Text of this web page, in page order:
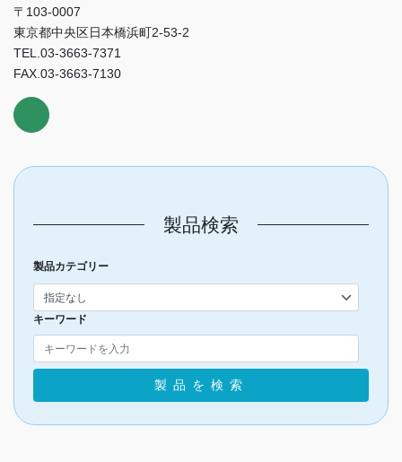
〒103-0007
東京都中央区日本橋浜町2-53-2
TEL.03-3663-7371
FAX.03-3663-7130
製品検索
製品カテゴリー
キーワード
製品を検索